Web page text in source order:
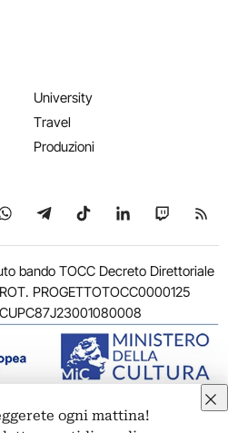
University
Travel
Produzioni
su YouTubesu WhatsApp
Seguici su Telegram
Seguici su TikTok
Seguici su
Seguici
bando TOCC Decreto Direttoriale
PROGETTOTOCC0000125
Corso Vittorio Emanuele II, 287 –
ogni mattina!